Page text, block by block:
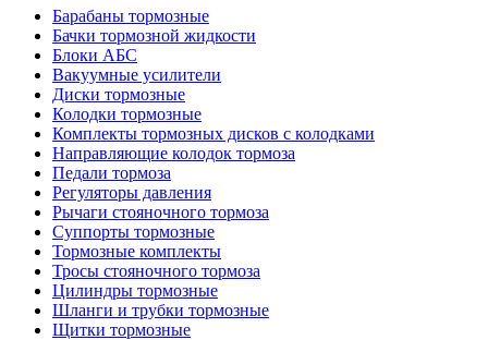
Барабаны тормозные
Бачки тормозной жидкости
Блоки АБС
Вакуумные усилители
Диски тормозные
Колодки тормозные
Комплекты тормозных дисков с колодками
Направляющие колодок тормоза
Педали тормоза
Регуляторы давления
Рычаги стояночного тормоза
Суппорты тормозные
Тормозные комплекты
Тросы стояночного тормоза
Цилиндры тормозные
Шланги и трубки тормозные
Щитки тормозные